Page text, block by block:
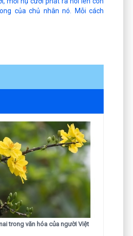
của chủ nhân nó. Mỗi cách
trong văn hóa của người Việt